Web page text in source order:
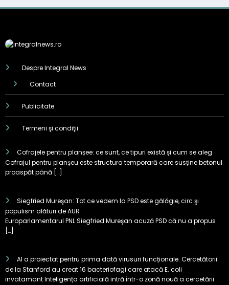
Despre Integral News
Contact
Publicitate
Termeni şi condiţii
Cofrajele pentru planșee: ce sunt, ce tipuri există și cum se aleg
Cofrajul pentru planșeu este structura temporară care susține betonul
proaspăt până […]
Siegfried Mureşan: Tot ce vedem la PSD este gălăgie, circ şi
populism alături de AUR
Europarlamentarul PNL Siegfried Mureşan acuză PSD că nu a propus
[…]
AI a proiectat pentru prima dată virusuri funcționale. Cercetătorii
de la Stanford au creat 16 bacteriofagi care atacă E. coli
invatamant Inteligența artificială intră într-o zonă nouă a cercetării